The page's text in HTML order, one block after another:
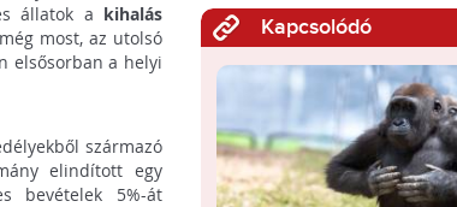
állatok a kihalás
most, az utolsó
elsősorban a helyi
származó
elindított egy
bevételek 5%-át
Kapcsolódó